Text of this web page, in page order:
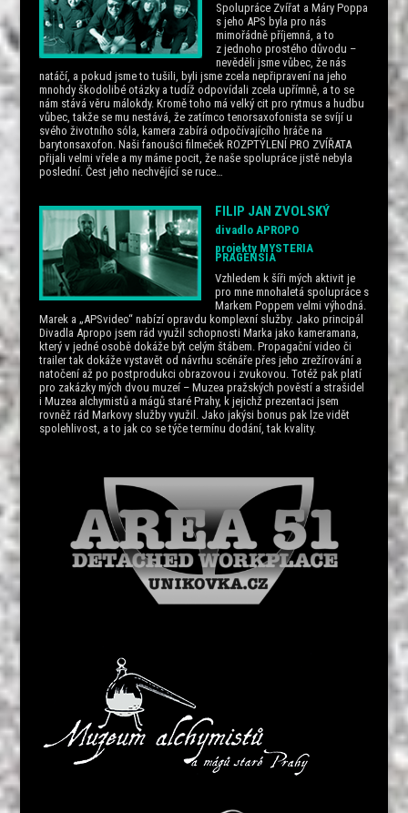
Spolupráce Zvířat a Máry Poppa
s jeho APS byla pro nás
mimořádně příjemná, a to
z jednoho prostého důvodu –
nevěděli jsme vůbec, že nás
natáčí, a pokud jsme to tušili, byli jsme zcela nepřipravení na jeho
mnohdy škodolibé otázky a tudíž odpovídali zcela upřímně, a to se
nám stává věru málokdy. Kromě toho má velký cit pro rytmus a hudbu
vůbec, takže se mu nestává, že zatímco tenorsaxofonista se svíjí u
svého životního sóla, kamera zabírá odpočívajícího hráče na
barytonsaxofon. Naši fanoušci filmeček ROZPTÝLENÍ PRO ZVÍŘATA
přijali velmi vřele a my máme pocit, že naše spolupráce jistě nebyla
poslední. Čest jeho nechvějící se ruce…
FILIP JAN ZVOLSKÝ
divadlo APROPO
projekty MYSTERIA
PRAGENSIA
Vzhledem k šíři mých aktivit je
pro mne mnohaletá spolupráce s
Markem Poppem velmi výhodná.
Marek a „APSvideo“ nabízí opravdu komplexní služby. Jako principál
Divadla Apropo jsem rád využil schopnosti Marka jako kameramana,
který v jedné osobě dokáže být celým štábem. Propagační video či
trailer tak dokáže vystavět od návrhu scénáře přes jeho zrežírování a
natočení až po postprodukci obrazovou i zvukovou. Totéž pak platí
pro zakázky mých dvou muzeí – Muzea pražských pověstí a strašidel
i Muzea alchymistů a mágů staré Prahy, k jejichž prezentaci jsem
rovněž rád Markovy služby využil. Jako jakýsi bonus pak lze vidět
spolehlivost, a to jak co se týče termínu dodání, tak kvality.